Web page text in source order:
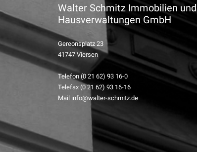
Walter Schmitz Immobilien und
Hausverwaltungen GmbH
Gereonsplatz 23
41747 Viersen
Telefon (0 21 62) 93 16-0
Telefax (0 21 62) 93 16-16
Mail info@walter-schmitz.de